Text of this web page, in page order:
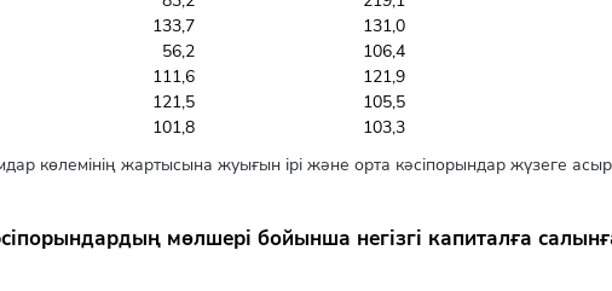
133,7 131,0
56,2 106,4
111,6 121,9
121,5 105,5
101,8 103,3
көлемінің жартысына жуығын ірі және орта кәсіпорындар жүзеге
мөлшері бойынша негізгі капиталға